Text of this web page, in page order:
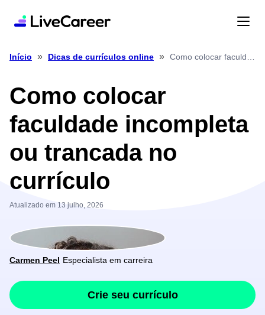
Início » Dicas de currículos online »
Como colocar
faculdade incompleta
ou trancada no
currículo
Atualizado em 13 julho, 2026
Carmen Peel Especialista em carreira
Crie seu currículo